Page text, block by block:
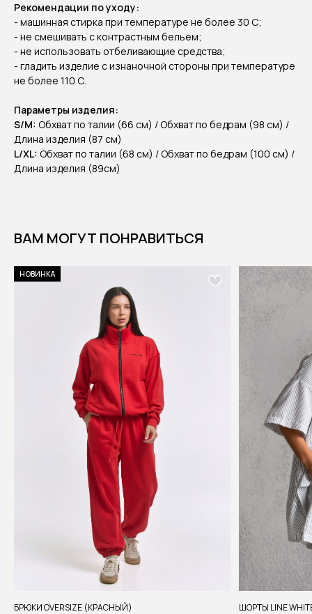
Рекомендации по уходу:
- машинная стирка при температуре не более 30 C;
- не смешивать с контрастным бельем;
- не использовать отбеливающие средства;
- гладить изделие с изнаночной стороны при температуре
не более 110 С.
Параметры изделия:
S/M: Обхват по талии (66 см) / Обхват по бедрам (98 см) /
Длина изделия (87 см)
L/XL: Обхват по талии (68 см) / Обхват по бедрам (100 см) /
Длина изделия (89см)
ВАМ МОГУТ ПОНРАВИТЬСЯ
НОВИНКА
БРЮКИ OVERSIZE (КРАСНЫЙ)
ШОРТЫ LINE